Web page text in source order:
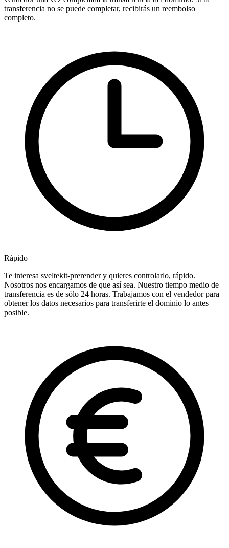
transferencia no se puede completar, recibirás un reembolso
completo.
Rápido
Te interesa sveltekit-prerender y quieres controlarlo, rápido.
Nosotros nos encargamos de que así sea. Nuestro tiempo medio de
transferencia es de sólo 24 horas. Trabajamos con el vendedor para
obtener los datos necesarios para transferirte el dominio lo antes
posible.